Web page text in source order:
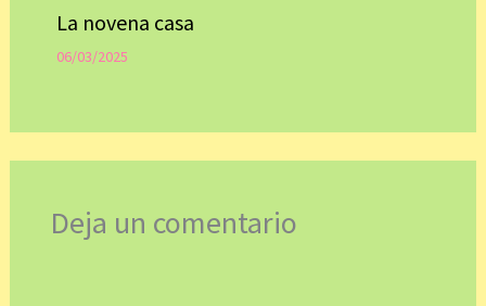
La novena casa
06/03/2025
Deja un comentario